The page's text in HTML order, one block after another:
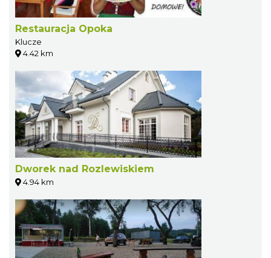
Restauracja Opoka
Klucze
4.42 km
Dworek nad Rozlewiskiem
4.94 km